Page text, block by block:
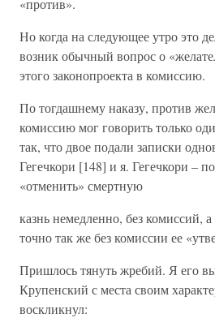
«против».
Но когда на следующее утро это
возник обычный вопрос о
этого законопроекта в комиссию.
По тогдашнему наказу, против
комиссию мог говорить только
так, что двое подали записки
Гегечкори [148] и я. Гегечкори –
«отменить» смертную
казнь немедленно, без комиссий,
точно так же без комиссии ее
Пришлось тянуть жребий. Я его
Крупенский с места своим
воскликнул: